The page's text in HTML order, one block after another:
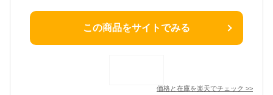
この商品をサイトでみる
価格と在庫を楽天でチェック >>